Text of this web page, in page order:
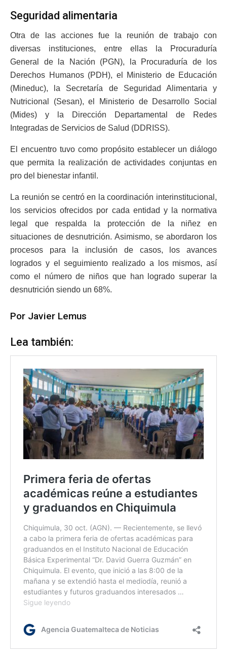
Seguridad alimentaria
Otra de las acciones fue la reunión de trabajo con
diversas instituciones, entre ellas la Procuraduría
General de la Nación (PGN), la Procuraduría de los
Derechos Humanos (PDH), el Ministerio de Educación
(Mineduc), la Secretaría de Seguridad Alimentaria y
Nutricional (Sesan), el Ministerio de Desarrollo Social
(Mides) y la Dirección Departamental de Redes
Integradas de Servicios de Salud (DDRISS).
El encuentro tuvo como propósito establecer un diálogo
que permita la realización de actividades conjuntas en
pro del bienestar infantil.
La reunión se centró en la coordinación interinstitucional,
los servicios ofrecidos por cada entidad y la normativa
legal que respalda la protección de la niñez en
situaciones de desnutrición. Asimismo, se abordaron los
procesos para la inclusión de casos, los avances
logrados y el seguimiento realizado a los mismos, así
como el número de niños que han logrado superar la
desnutrición siendo un 68%.
Por Javier Lemus
Lea también: